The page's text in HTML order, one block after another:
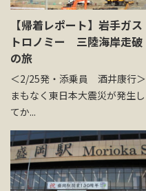
【帰着レポート】岩手ガス
トロノミー 三陸海岸走破
の旅
＜2/25発・添乗員 酒井康行＞
まもなく東日本大震災が発生し
てか...